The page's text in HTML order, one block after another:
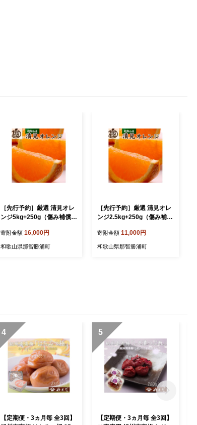
［先行予約］厳選 清見オレ
ンジ5kg+250g（傷み補償
荷］［樹上完熟きよみオレ
ンジ・清見タンゴール・清
寄附金額 16,000円
和歌山県那智勝浦町
［先行予約］厳選 清見オレ
ンジ2.5kg+250g（傷み補償
荷］［樹上完熟きよみオレ
ンジ・清見タンゴール・清
寄附金額 11,000円
和歌山県那智勝浦町
4
【定期便・3ヵ月毎 全3回】
5
【定期便・3ヵ月毎 全3回】